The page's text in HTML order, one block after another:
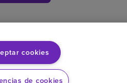
Transparencia de precios
cookies
de cookies